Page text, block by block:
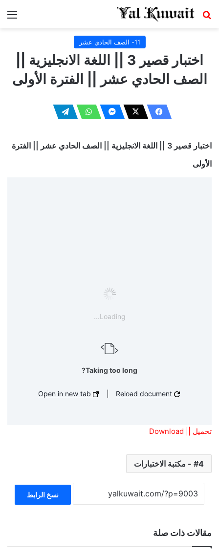
بحث عن
11- الصف الحادي عشر
اختبار قصير 3 || اللغة الانجليزية ||
الصف الحادي عشر || الفترة الأولى
اختبار قصير 3 || اللغة الانجليزية || الصف الحادي عشر || الفترة
الأولى
Loading...
Taking too long?
تحميل || Download
4 - مكتبة الاختبارات
نسخ الرابط
مقالات ذات صلة